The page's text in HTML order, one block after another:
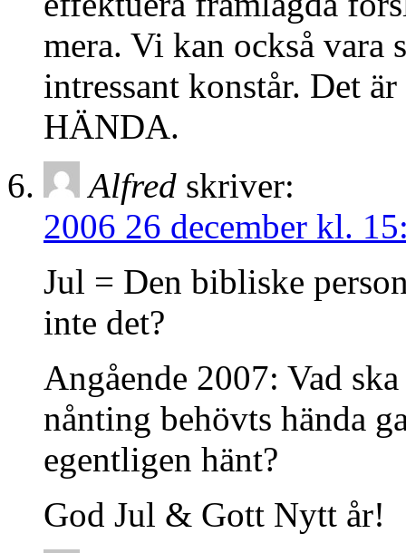
mera. Vi kan också vara
intressant konstår. Det
HÄNDA.
Alfred skriver:
2006 26 december kl.
Jul = Den bibliske
inte det?
Angående 2007: Vad
nånting behövts hända
egentligen hänt?
God Jul & Gott Nytt år!